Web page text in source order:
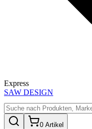
Express
SAW DESIGN
0 Artikel